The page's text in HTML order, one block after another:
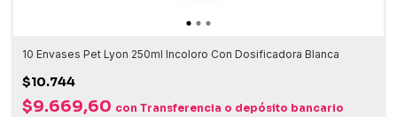
10 Envases Pet Lyon 250ml Incoloro Con Dosificadora Blanca
$10.744
$9.669,60 con Transferencia o depósito bancario